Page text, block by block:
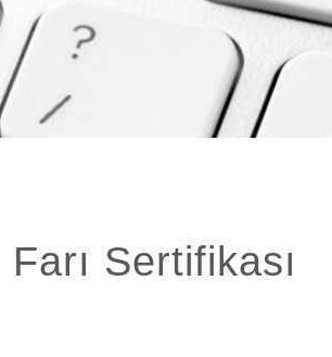
Sertifikası